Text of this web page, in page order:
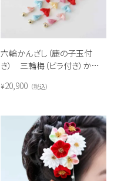
六輪かんざし（鹿の子玉付
き） 三輪梅（ビラ付き）かんざ
¥20,900 税込